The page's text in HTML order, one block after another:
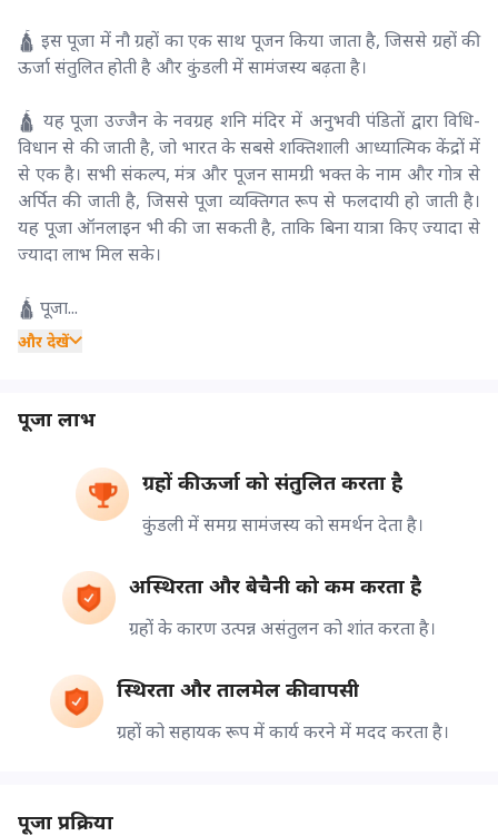
🛕 इस पूजा में नौ ग्रहों का एक साथ पूजन किया जाता है, जिससे ग्रहों की
ऊर्जा संतुलित होती है और कुंडली में सामंजस्य बढ़ता है।
🛕 यह पूजा उज्जैन के नवग्रह शनि मंदिर में अनुभवी पंडितों द्वारा विधि-
विधान से की जाती है, जो भारत के सबसे शक्तिशाली आध्यात्मिक केंद्रों में
से एक है। सभी संकल्प, मंत्र और पूजन सामग्री भक्त के नाम और गोत्र से
अर्पित की जाती है, जिससे पूजा व्यक्तिगत रूप से फलदायी हो जाती है।
यह पूजा ऑनलाइन भी की जा सकती है, ताकि बिना यात्रा किए ज्यादा से
ज्यादा लाभ मिल सके।
🛕 पूजा...
और देखें
पूजा लाभ
ग्रहों की ऊर्जा को संतुलित करता है
कुंडली में समग्र सामंजस्य को समर्थन देता है।
अस्थिरता और बेचैनी को कम करता है
ग्रहों के कारण उत्पन्न असंतुलन को शांत करता है।
स्थिरता और तालमेल की वापसी
ग्रहों को सहायक रूप में कार्य करने में मदद करता है।
पूजा प्रक्रिया